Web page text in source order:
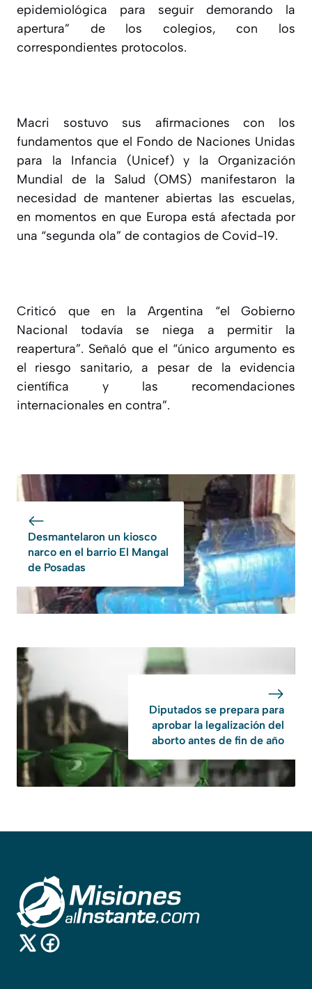
epidemiológica para seguir demorando la
apertura” de los colegios, con los
correspondientes protocolos.
Macri sostuvo sus afirmaciones con los
fundamentos que el Fondo de Naciones Unidas
para la Infancia (Unicef) y la Organización
Mundial de la Salud (OMS) manifestaron la
necesidad de mantener abiertas las escuelas,
en momentos en que Europa está afectada por
una “segunda ola” de contagios de Covid-19.
Criticó que en la Argentina “el Gobierno
Nacional todavía se niega a permitir la
reapertura”. Señaló que el “único argumento es
el riesgo sanitario, a pesar de la evidencia
científica y las recomendaciones
internacionales en contra”.
Desmantelaron un kiosco
narco en el barrio El Mangal
de Posadas
Diputados se prepara para
aprobar la legalización del
aborto antes de fin de año